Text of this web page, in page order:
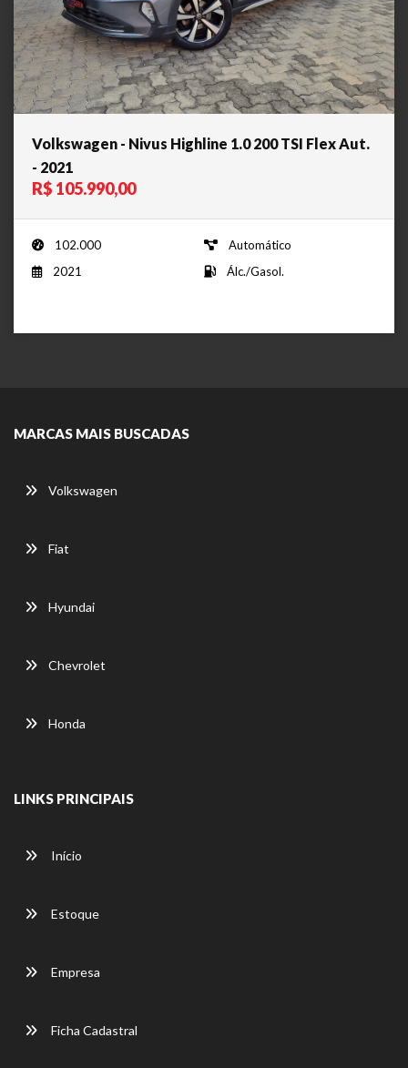
Volkswagen - Nivus Highline 1.0 200 TSI Flex Aut.
- 2021
R$ 105.990,00
102.000
Automático
2021
Álc./Gasol.
MARCAS MAIS BUSCADAS
Volkswagen
Fiat
Hyundai
Chevrolet
Honda
LINKS PRINCIPAIS
Início
Estoque
Empresa
Ficha Cadastral